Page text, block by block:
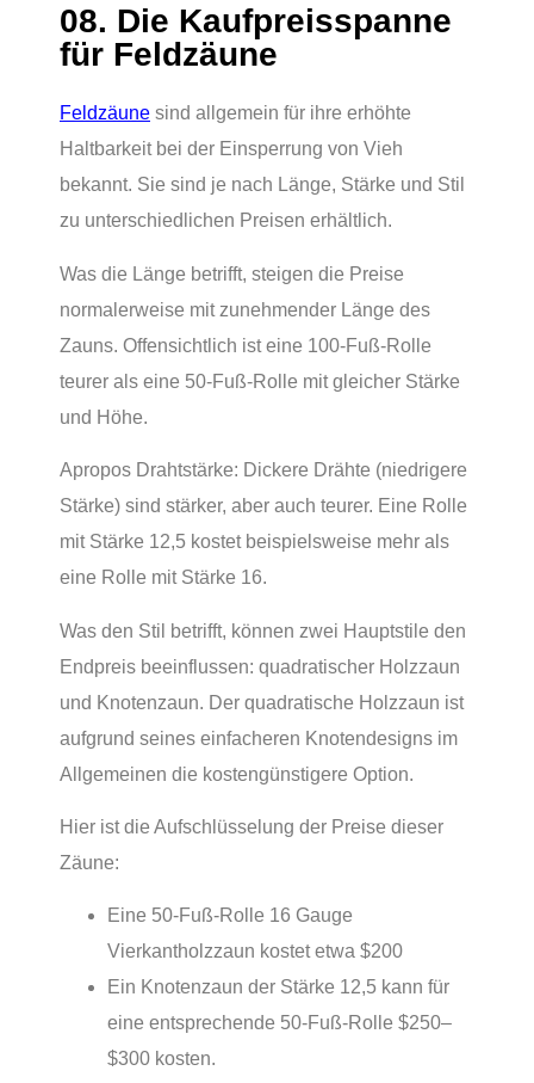
08. Die Kaufpreisspanne
für Feldzäune
Feldzäune sind allgemein für ihre erhöhte
Haltbarkeit bei der Einsperrung von Vieh
bekannt. Sie sind je nach Länge, Stärke und Stil
zu unterschiedlichen Preisen erhältlich.
Was die Länge betrifft, steigen die Preise
normalerweise mit zunehmender Länge des
Zauns. Offensichtlich ist eine 100-Fuß-Rolle
teurer als eine 50-Fuß-Rolle mit gleicher Stärke
und Höhe.
Apropos Drahtstärke: Dickere Drähte (niedrigere
Stärke) sind stärker, aber auch teurer. Eine Rolle
mit Stärke 12,5 kostet beispielsweise mehr als
eine Rolle mit Stärke 16.
Was den Stil betrifft, können zwei Hauptstile den
Endpreis beeinflussen: quadratischer Holzzaun
und Knotenzaun. Der quadratische Holzzaun ist
aufgrund seines einfacheren Knotendesigns im
Allgemeinen die kostengünstigere Option.
Hier ist die Aufschlüsselung der Preise dieser
Zäune:
Eine 50-Fuß-Rolle 16 Gauge
Vierkantholzzaun kostet etwa $200
Ein Knotenzaun der Stärke 12,5 kann für
eine entsprechende 50-Fuß-Rolle $250–
$300 kosten.